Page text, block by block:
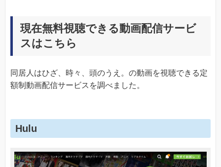
現在無料視聴できる動画配信サービ
スはこちら
同居人はひざ、時々、頭のうえ。の動画を視聴できる定
額制動画配信サービスを調べました。
Hulu